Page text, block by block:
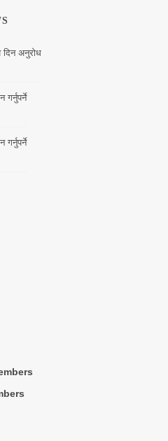
दिन अनुरोध